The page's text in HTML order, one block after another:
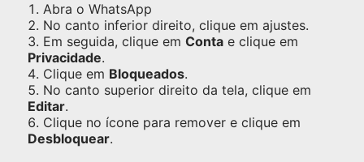
Abra o WhatsApp
No canto inferior direito, clique em ajustes.
Em seguida, clique em Conta e clique em
Privacidade.
Clique em Bloqueados.
No canto superior direito da tela, clique em
Editar.
Clique no ícone para remover e clique em
Desbloquear.